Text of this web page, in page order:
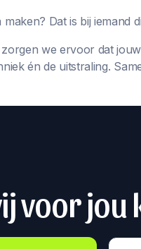
Dat is bij iemand
we ervoor dat
én de uitstraling.
voor jou